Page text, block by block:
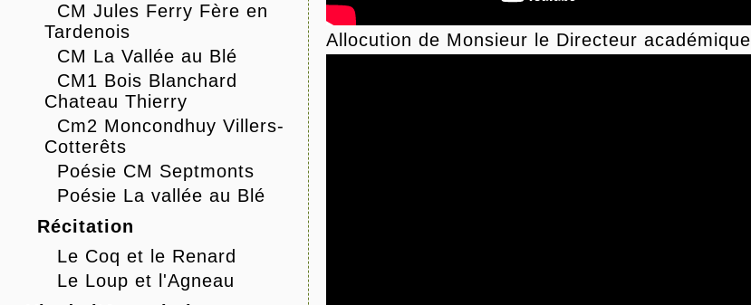
CM Jules Ferry Fère en
Tardenois
CM La Vallée au Blé
CM1 Bois Blanchard
Chateau Thierry
Cm2 Moncondhuy Villers-
Cotterêts
Poésie CM Septmonts
Poésie La vallée au Blé
Récitation
Le Coq et le Renard
Le Loup et l'Agneau
Allocution de Monsieur le Directeur académique